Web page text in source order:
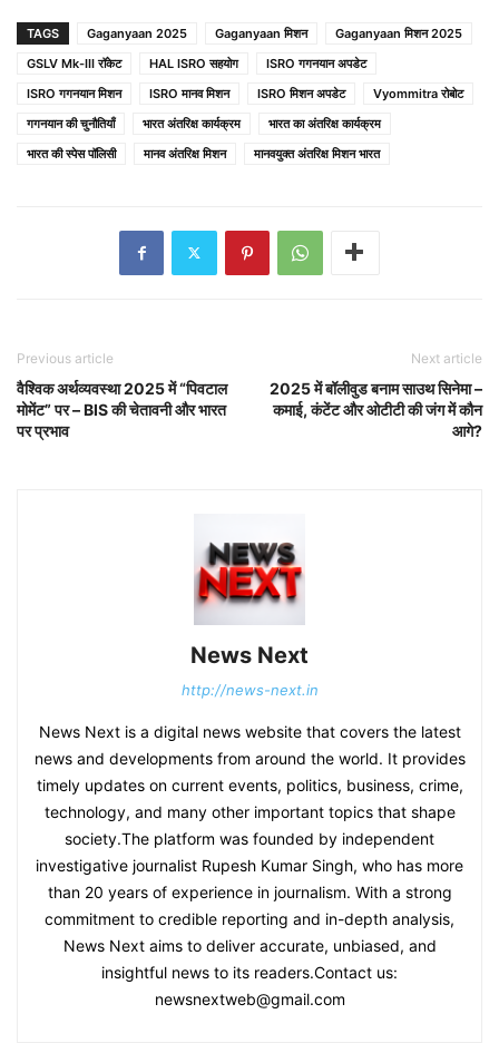
TAGS Gaganyaan 2025 Gaganyaan मिशन
Gaganyaan मिशन 2025
GSLV Mk-III रॉकेट
HAL ISRO सहयोग
ISRO गगनयान अपडेट
ISRO गगनयान मिशन
ISRO मानव मिशन ISRO मिशन अपडेट
Vyommitra रोबोट
गगनयान की चुनौतियाँ
भारत अंतरिक्ष कार्यक्रम
भारत का अंतरिक्ष कार्यक्रम
भारत की स्पेस पॉलिसी
मानव अंतरिक्ष मिशन मानवयुक्त अंतरिक्ष मिशन भारत
Previous article
वैश्विक अर्थव्यवस्था 2025 में “पिवटाल
मोमेंट” पर – BIS की चेतावनी और भारत
पर प्रभाव
Next article
2025 में बॉलीवुड बनाम साउथ सिनेमा –
कमाई, कंटेंट और ओटीटी की जंग में कौन
आगे?
News Next
http://news-next.in
News Next is a digital news website that covers the latest
news and developments from around the world. It provides
timely updates on current events, politics, business, crime,
technology, and many other important topics that shape
society.The platform was founded by independent
investigative journalist Rupesh Kumar Singh, who has more
than 20 years of experience in journalism. With a strong
commitment to credible reporting and in-depth analysis,
News Next aims to deliver accurate, unbiased, and
insightful news to its readers.Contact us:
newsnextweb@gmail.com